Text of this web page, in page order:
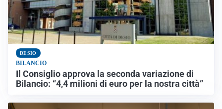
DESIO
BILANCIO
Il Consiglio approva la seconda variazione di
Bilancio: “4,4 milioni di euro per la nostra città”